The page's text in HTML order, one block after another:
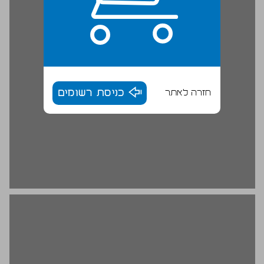
חזרה לאתר כניסת רשומים
היום הראשון ... 16